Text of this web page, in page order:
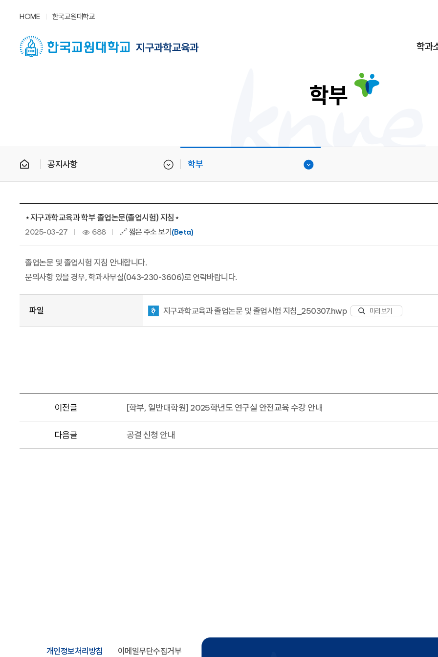
HOME 한국교원대학교
지구과학교육과 학과
학부
공지사항 학부
⋆지구과학교육과 학부 졸업논문(졸업시험) 지침⋆
2025-03-27 688 🔗 짧은 주소 보기 (Beta)
졸업논문 및 졸업시험 지침 안내합니다.
문의사항 있을 경우, 학과사무실(043-230-3606)로 연락바랍니다.
파일 지구과학교육과 졸업논문 및 졸업시험 지침_250307.hwp 미리보기
이전글 [학부, 일반대학원] 2025학년도 연구실 안전교육 수강 안내
다음글 공결 신청 안내
개인정보처리방침 이메일무단수집거부